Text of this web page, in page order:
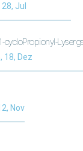
Jul
cycloPropionyl-
18, Dez
Nov